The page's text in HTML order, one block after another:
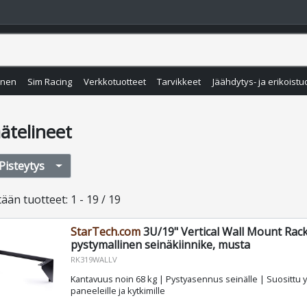
Sim Racing Verkkotuotteet Tarvikkeet Jäähdytys- ja
Pisteytys
tuotteet: 1 - 19 / 19
StarTech.com3U/19" Vertical Wall Mount
pystymallinen seinäkiinnike, musta
RK319WALLV
Kantavuus noin 68 kg | Pystyasennus seinälle | Suosittu
paneeleille ja kytkimille